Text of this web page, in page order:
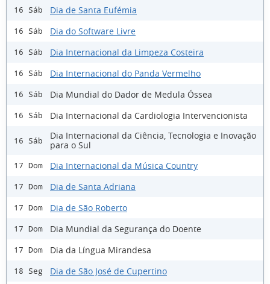
16 Sáb Dia de Santa Eufémia
16 Sáb Dia do Software Livre
16 Sáb Dia Internacional da Limpeza Costeira
16 Sáb Dia Internacional do Panda Vermelho
16 Sáb Dia Mundial do Dador de Medula Óssea
16 Sáb Dia Internacional da Cardiologia Intervencionista
16 Sáb
Dia Internacional da Ciência, Tecnologia e Inovação
para o Sul
17 Dom Dia Internacional da Música Country
17 Dom Dia de Santa Adriana
17 Dom Dia de São Roberto
17 Dom Dia Mundial da Segurança do Doente
17 Dom Dia da Língua Mirandesa
18 Seg Dia de São José de Cupertino